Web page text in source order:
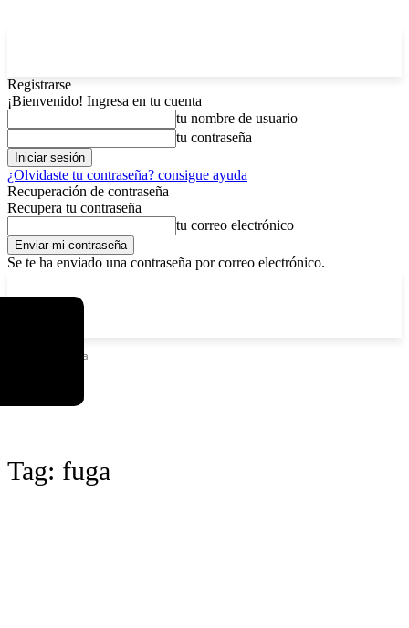
Registrarse
¡Bienvenido! Ingresa en tu cuenta
tu nombre de usuario
tu contraseña
¿Olvidaste tu contraseña? consigue ayuda
Recuperación de contraseña
Recupera tu contraseña
tu correo electrónico
Se te ha enviado una contraseña por correo electrónico.
Fuga
Tag: fuga